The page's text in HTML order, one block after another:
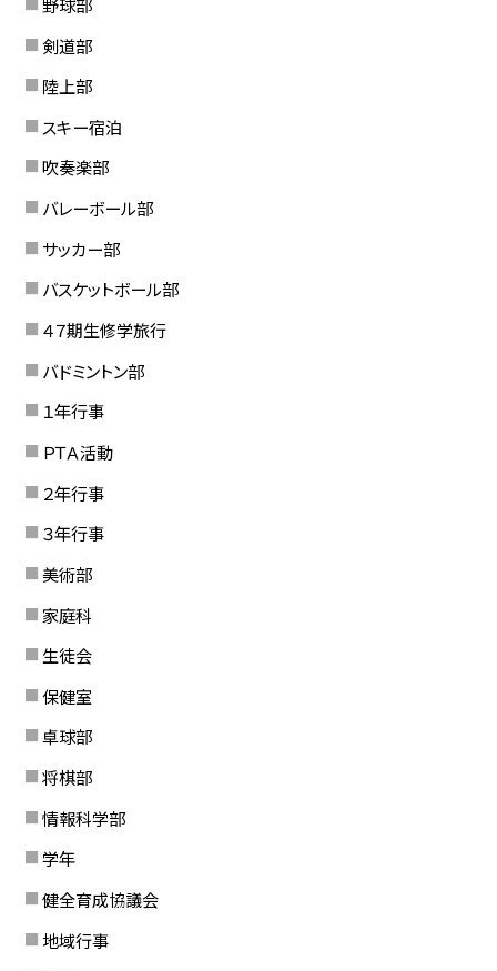
剣道部
陸上部
スキー宿泊
吹奏楽部
バレーボール部
サッカー部
バスケットボール部
４７期生修学旅行
バドミントン部
１年行事
ＰＴＡ活動
２年行事
３年行事
美術部
家庭科
生徒会
保健室
卓球部
将棋部
情報科学部
学年
健全育成協議会
地域行事